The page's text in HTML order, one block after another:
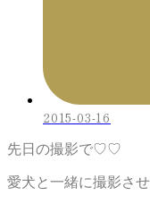
2015-03-16
先日の撮影で♡♡
愛犬と一緒に撮影さ